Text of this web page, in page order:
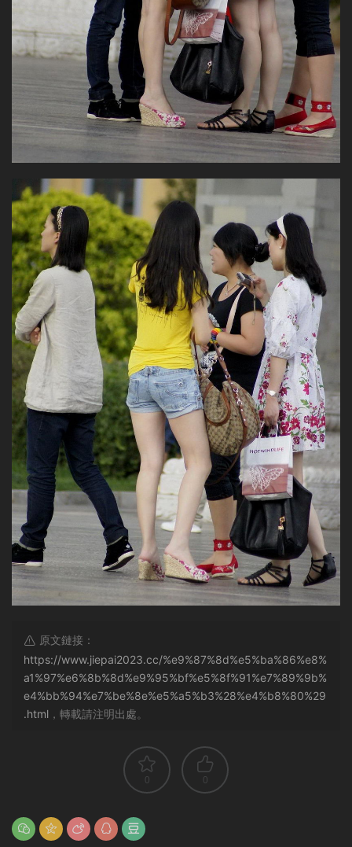
原文鏈接：
https://www.jiepai2023.cc/%e9%87%8d%e5%ba%86%e8%
a1%97%e6%8b%8d%e9%95%bf%e5%8f%91%e7%89%9b%
e4%bb%94%e7%be%8e%e5%a5%b3%28%e4%b8%80%29
.html ，轉載請注明出處。
0 0